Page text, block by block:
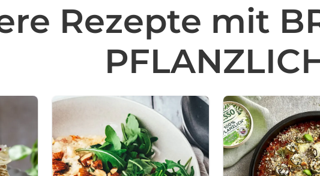
Rezepte mit